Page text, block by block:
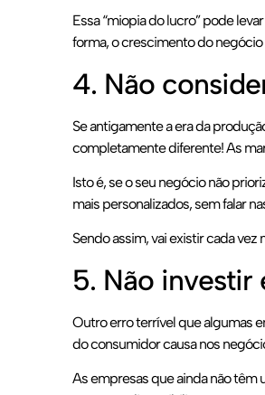
Essa “miopia do lucro” pode
forma, o crescimento do
4. Não
Se antigamente a era da
completamente diferente! As
Isto é, se o seu negócio não
mais personalizados, sem falar
Sendo assim, vai existir cada
5. Não investir
Outro erro terrível que algumas
do consumidor causa nos
As empresas que ainda não têm